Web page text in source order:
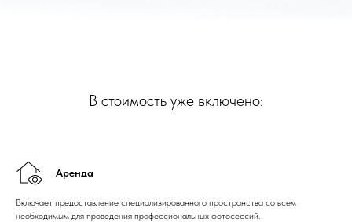
В стоимость уже включено:
Аренда
Включает предоставление специализированного пространства со всем
необходимым для проведения профессиональных фотосессий.